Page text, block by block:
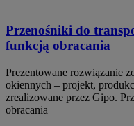
Przenośniki do
funkcją obracania
Prezentowane rozwiązanie
okiennych – projekt,
zrealizowane przez Gipo.
obracania